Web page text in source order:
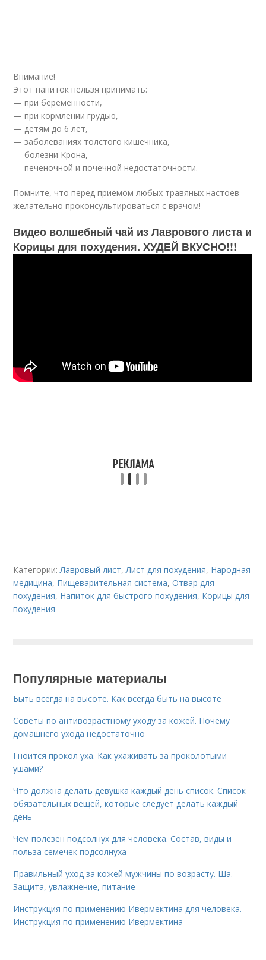
Внимание!
Этот напиток нельзя принимать:
— при беременности,
— при кормлении грудью,
— детям до 6 лет,
— заболеваниях толстого кишечника,
— болезни Крона,
— печеночной и почечной недостаточности.
Помните, что перед приемом любых травяных настоев
желательно проконсультироваться с врачом!
Видео волшебный чай из Лаврового листа и
Корицы для похудения. ХУДЕЙ ВКУСНО!!!
Категории:Лавровый лист,Лист для похудения, Народная
медицина, Пищеварительная система,Отвар для
похудения, Напиток для быстрого похудения, Корицы для
похудения
Популярные материалы
Быть всегда на высоте. Как всегда быть на высоте
Советы по антивозрастному уходу за кожей. Почему
домашнего ухода недостаточно
Гноится прокол уха. Как ухаживать за проколотыми
ушами?
Что должна делать девушка каждый день список. Список
обязательных вещей, которые следует делать каждый
день
Чем полезен подсолнух для человека. Состав, виды и
польза семечек подсолнуха
Правильный уход за кожей мужчины по возрасту. Ша.
Защита, увлажнение, питание
Инструкция по применению Ивермектина для человека.
Инструкция по применению Ивермектина